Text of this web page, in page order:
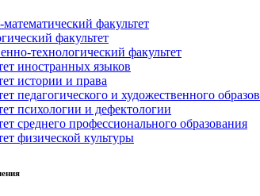
факультет
факультет
технологический факультет
иностранных языков
истории и права
педагогического и художественного
психологии и дефектологии
среднего профессионального образования
физической культуры